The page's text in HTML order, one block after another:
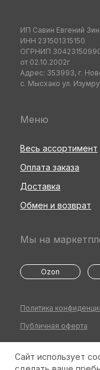
ИП Савин Евгений
ИНН 231501315150
ОГРНИП
от 02.10.2002г
Адрес: 353993, г.
с. Мысхако ул.
©2026 Все права
Политика
Публичная оферта
Обмен и возврат
Доставка
Оплата заказа
Меню
Мы на
Весь ассортимент
Ozon
Сайт использует